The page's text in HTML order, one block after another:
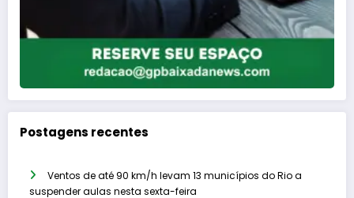
Postagens recentes
Ventos de até 90 km/h levam 13 municípios do Rio a
suspender aulas nesta sexta-feira